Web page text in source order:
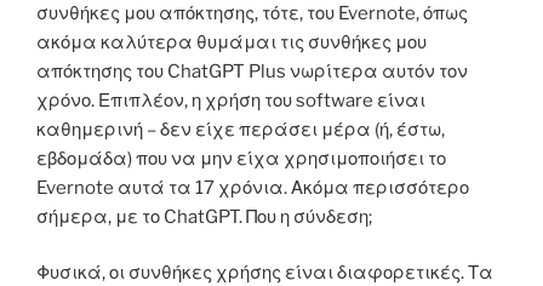
συνθήκες μου απόκτησης, τότε, του Evernote, όπως
ακόμα καλύτερα θυμάμαι τις συνθήκες μου
απόκτησης του ChatGPT Plus νωρίτερα αυτόν τον
χρόνο. Επιπλέον, η χρήση του software είναι
καθημερινή – δεν είχε περάσει μέρα (ή, έστω,
εβδομάδα) που να μην είχα χρησιμοποιήσει το
Evernote αυτά τα 17 χρόνια. Ακόμα περισσότερο
σήμερα, με το ChatGPT. Που η σύνδεση;
Φυσικά, οι συνθήκες χρήσης είναι διαφορετικές. Τα